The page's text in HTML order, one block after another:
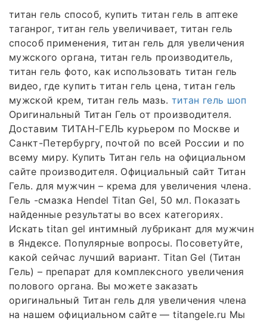
титан гель способ, купить титан гель в аптеке
таганрог, титан гель увеличивает, титан гель
способ применения, титан гель для увеличения
мужского органа, титан гель производитель,
титан гель фото, как использовать титан гель
видео, где купить титан гель цена, титан гель
мужской крем, титан гель мазь. титан гель шоп
Оригинальный Титан Гель от производителя.
Доставим ТИТАН-ГЕЛЬ курьером по Москве и
Санкт-Петербургу, почтой по всей России и по
всему миру. Купить Титан гель на официальном
сайте производителя. Официальный сайт Титан
Гель. для мужчин – крема для увеличения члена.
Гель -смазка Hendel Titan Gel, 50 мл. Показать
найденные результаты во всех категориях.
Искать titan gel интимный лубрикант для мужчин
в Яндексе. Популярные вопросы. Посоветуйте,
какой сейчас лучший вариант. Titan Gel (Титан
Гель) – препарат для комплексного увеличения
полового органа. Вы можете заказать
оригинальный Титан гель для увеличения члена
на нашем официальном сайте — titangele.ru Мы